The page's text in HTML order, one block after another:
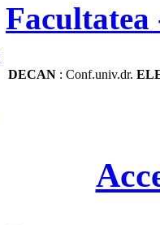
Facultatea
DECAN : Conf.univ.dr.